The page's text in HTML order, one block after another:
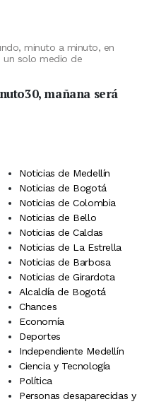
minuto a minuto, en
un solo medio de
mañana será
Noticias de Medellín
Noticias de Bogotá
Noticias de Colombia
Noticias de Bello
Noticias de Caldas
Noticias de La Estrella
Noticias de Barbosa
Noticias de Girardota
Alcaldía de Bogotá
Chances
Economía
Deportes
Independiente Medellín
Ciencia y Tecnología
Política
Personas desaparecidas y